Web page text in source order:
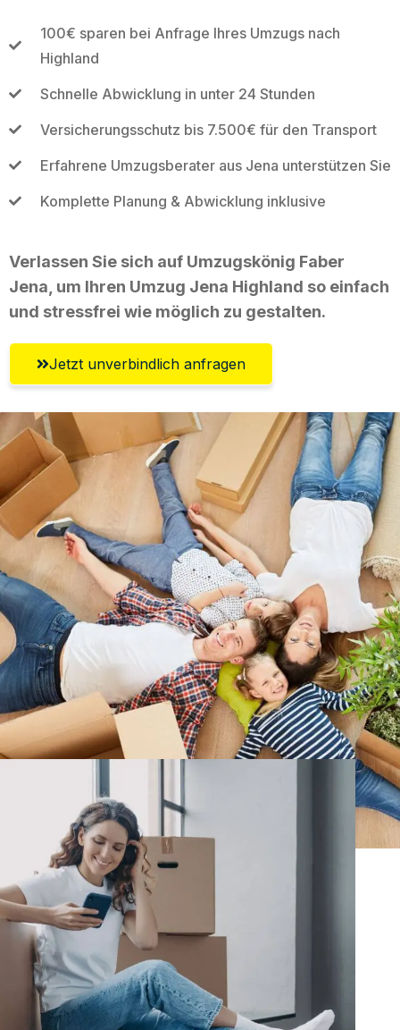
100€ sparen bei Anfrage Ihres Umzugs nach
Highland
Schnelle Abwicklung in unter 24 Stunden
Versicherungsschutz bis 7.500€ für den Transport
Erfahrene Umzugsberater aus Jena unterstützen Sie
Komplette Planung & Abwicklung inklusive
Verlassen Sie sich auf Umzugskönig Faber
Jena, um Ihren Umzug Jena Highland so einfach
und stressfrei wie möglich zu gestalten.
Jetzt unverbindlich anfragen